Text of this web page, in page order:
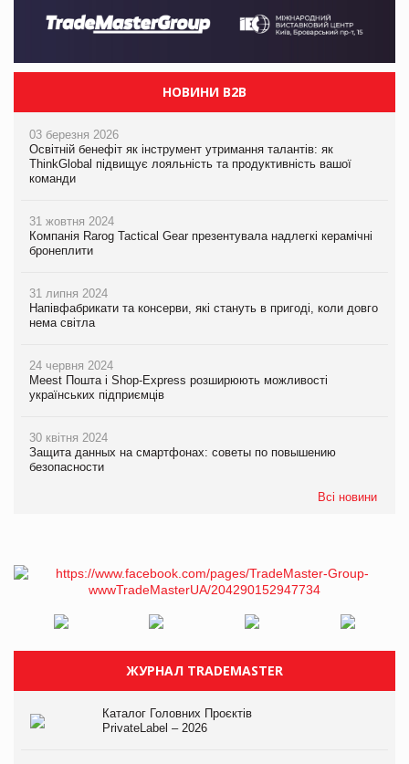
НОВИНИ B2B
03 березня 2026
Освітній бенефіт як інструмент утримання талантів: як
ThinkGlobal підвищує лояльність та продуктивність вашої
команди
31 жовтня 2024
Компанія Rarog Tactical Gear презентувала надлегкі керамічні
бронеплити
31 липня 2024
Напівфабрикати та консерви, які стануть в пригоді, коли довго
нема світла
24 червня 2024
Meest Пошта і Shop-Express розширюють можливості
українських підприємців
30 квітня 2024
Защита данных на смартфонах: советы по повышению
безопасности
Всі новини
ЖУРНАЛ TRADEMASTER
Каталог Головних Проєктів
PrivateLabel – 2026